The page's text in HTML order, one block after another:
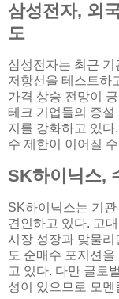
삼성전자, 외
도
삼성전자는 최근
저항선을 테스트하
가격 상승 전망이
테크 기업들의 증
지를 강화하고 있
수 제한이 이어질
SK하이닉스,
SK하이닉스는 기
견인하고 있다. 고
시장 성장과 맞물리
도 순매수 포지션
고 있다. 다만 글로
성이 있으므로 모